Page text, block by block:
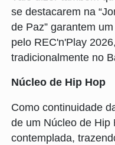
se destacarem na
de Paz” garantem
pelo REC'n'Play
tradicionalmente no
Núcleo de Hip Hop
Como continuidade
de um Núcleo de Hip
contemplada,